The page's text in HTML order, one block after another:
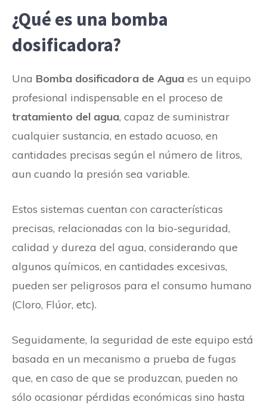
¿Qué es una bomba
dosificadora?
Una Bomba dosificadora de Agua es un equipo
profesional indispensable en el proceso de
tratamiento del agua, capaz de suministrar
cualquier sustancia, en estado acuoso, en
cantidades precisas según el número de litros,
aun cuando la presión sea variable.
Estos sistemas cuentan con características
precisas, relacionadas con la bio-seguridad,
calidad y dureza del agua, considerando que
algunos químicos, en cantidades excesivas,
pueden ser peligrosos para el consumo humano
(Cloro, Flúor, etc).
Seguidamente, la seguridad de este equipo está
basada en un mecanismo a prueba de fugas
que, en caso de que se produzcan, pueden no
sólo ocasionar pérdidas económicas sino hasta